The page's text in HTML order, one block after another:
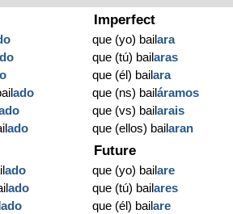
ado
ado
Imperfect
que (yo) bailara
que (tú) bailaras
que (él) bailara
que (ns) bailáramos
que (vs) bailarais
que (ellos) bailaran
ado
ado
ado
Future
que (yo) bailare
que (tú) bailares
que (él) bailare